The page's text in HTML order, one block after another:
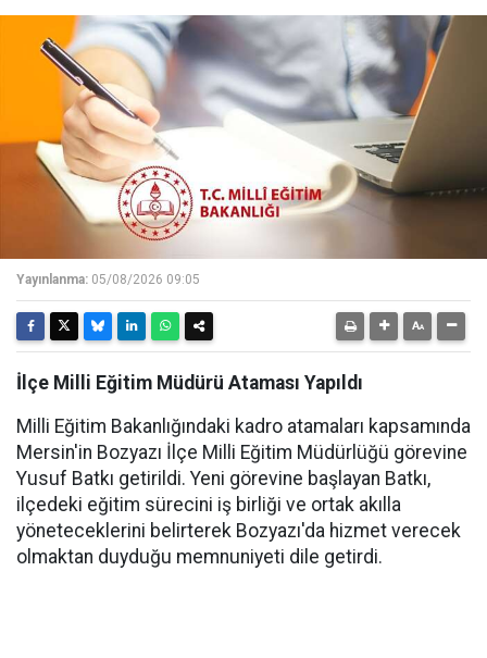
Yayınlanma: 05/08/2026 09:05
İlçe Milli Eğitim Müdürü Ataması Yapıldı
Milli Eğitim Bakanlığındaki kadro atamaları kapsamında
Mersin'in Bozyazı İlçe Milli Eğitim Müdürlüğü görevine
Yusuf Batkı getirildi. Yeni görevine başlayan Batkı,
ilçedeki eğitim sürecini iş birliği ve ortak akılla
yöneteceklerini belirterek Bozyazı'da hizmet verecek
olmaktan duyduğu memnuniyeti dile getirdi.